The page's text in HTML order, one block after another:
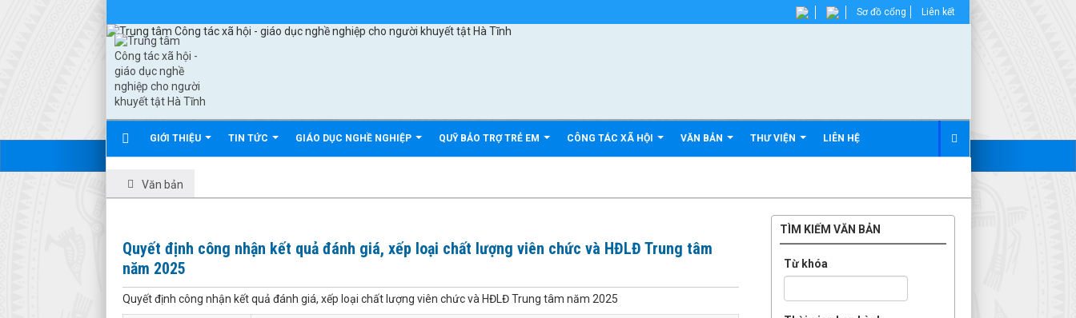
GIỚI THIỆU TIN TỨC GIÁO DỤC NGHỀ NGHIỆP QUỸ BẢO TRỢ TRẺ EM CÔNG TÁC XÃ HỘI VĂN BẢN THƯ VIỆN LIÊN HỆ
Sơ đồ cổng Liên kết
Văn bản
Quyết định công nhận kết quả đánh giá, xếp loại chất lượng viên chức và HĐLĐ Trung tâm
năm 2025
Quyết định công nhận kết quả đánh giá, xếp loại chất lượng viên chức và HĐLĐ Trung tâm năm 2025
TÌM KIẾM VĂN BẢN
Từ khóa